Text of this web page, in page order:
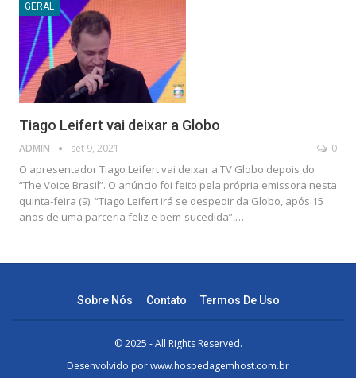
GERAL
Tiago Leifert vai deixar a Globo
ADMIN set 9, 2021 0
O apresentador Tiago Leifert vai deixar a TV Globo depois do
“The Voice Brasil”. O anúncio foi feito pela própria emissora nesta
quinta-feira (9). “Tiago Leifert irá se despedir da Globo, após 15
anos de uma parceria feliz e bem-sucedida”,…
Sobre Nós Contato Termos De Uso
© 2025 - All Rights Reserved.
Desenvolvido porwww.hospedagemhost.com.br